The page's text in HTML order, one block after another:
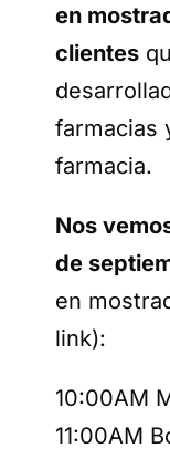
en
clientes
farmacias
farmacia.
Nos
de
en
link):
10:00AM
11:00AM